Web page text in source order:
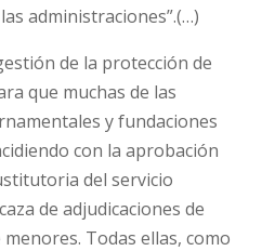
administraciones”.(…)
de la protección de
que muchas de las
y fundaciones
con la aprobación
del servicio
de adjudicaciones de
Todas ellas, como